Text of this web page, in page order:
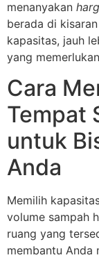
menanyakan
berada di
kapasitas, jauh
yang
Cara
Tempat
untuk
Anda
Memilih
volume sampah
ruang yang
membantu Anda